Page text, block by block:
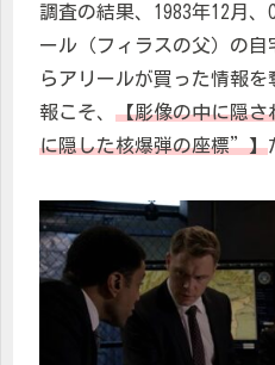
調査の結果、1983年12月
ール（フィラスの父）の自
らアリールが買った情報
報こそ、 【彫像の中に隠
に隠した核爆弾の座標”】